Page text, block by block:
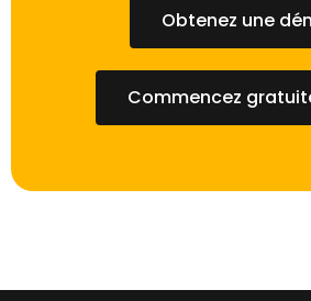
Obtenez une
Commencez